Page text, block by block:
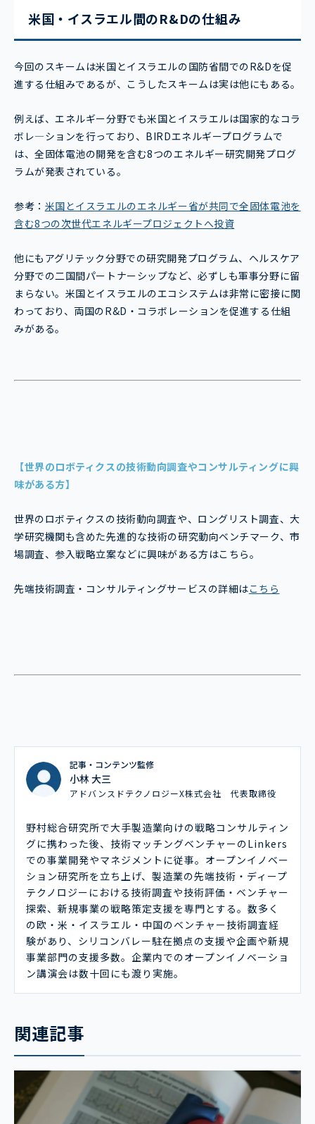
米国・イスラエル間のR&Dの仕組み
今回のスキームは米国とイスラエルの国防省間でのR&Dを促
進する仕組みであるが、こうしたスキームは実は他にもある。
例えば、エネルギー分野でも米国とイスラエルは国家的なコラ
ボレ―ションを行っており、BIRDエネルギープログラムで
は、全固体電池の開発を含む8つのエネルギー研究開発プログ
ラムが発表されている。
参考： 米国とイスラエルのエネルギー省が共同で全固体電池を
含む8つの次世代エネルギープロジェクトへ投資
他にもアグリテック分野での研究開発プログラム、ヘルスケア
分野での二国間パートナーシップなど、必ずしも軍事分野に留
まらない。米国とイスラエルのエコシステムは非常に密接に関
わっており、両国のR&D・コラボレーションを促進する仕組
みがある。
【世界のロボティクスの技術動向調査やコンサルティングに興
味がある方】
世界のロボティクスの技術動向調査や、ロングリスト調査、大
学研究機関も含めた先進的な技術の研究動向ベンチマーク、市
場調査、参入戦略立案などに興味がある方はこちら。
先端技術調査・コンサルティングサービスの詳細はこちら
記事・コンテンツ監修
小林 大三
アドバンスドテクノロジーX株式会社 代表取締役
野村総合研究所で大手製造業向けの戦略コンサルティン
グに携わった後、技術マッチングベンチャーのLinkers
での事業開発やマネジメントに従事。オープンイノベー
ション研究所を立ち上げ、製造業の先端技術・ディープ
テクノロジーにおける技術調査や技術評価・ベンチャー
探索、新規事業の戦略策定支援を専門とする。数多く
の欧・米・イスラエル・中国のベンチャー技術調査経
験があり、シリコンバレー駐在拠点の支援や企画や新規
事業部門の支援多数。企業内でのオープンイノベーショ
ン講演会は数十回にも渡り実施。
関連記事